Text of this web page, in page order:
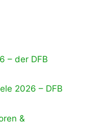
– der DFB
2026 – DFB
&